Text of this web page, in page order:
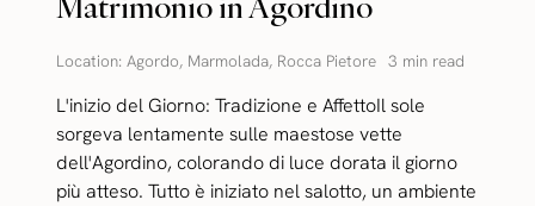
Location:Agordo, Marmolada, Rocca Pietore 3 min read
L'inizio del Giorno: Tradizione e AffettoIl sole
sorgeva lentamente sulle maestose vette
dell'Agordino, colorando di luce dorata il giorno
più atteso. Tutto è iniziato nel salotto, un ambiente